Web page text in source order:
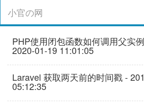
小官の网
PHP使用闭包函数如何调用父实
2020-01-19 11:01:05
Laravel 获取两天前的时间戳 -
05:12:35